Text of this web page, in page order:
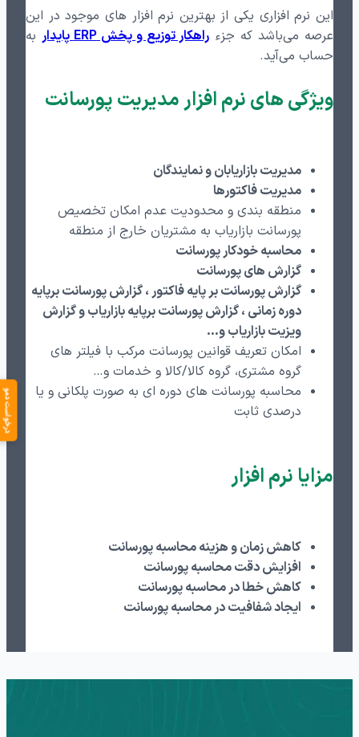
این نرم افزاری یکی از بهترین نرم افزار های موجود در این
عرصه می‌باشد که جزء راهکار توزیع و پخش ERP پایدار
به
حساب می‌آید.
ویژگی های نرم افزار مدیریت پورسانت
مدیریت بازاریابان و نمایندگان
مدیریت فاکتورها
منطقه بندی و محدودیت عدم امکان تخصیص
پورسانت بازاریاب به مشتریان خارج از منطقه
محاسبه خودکار پورسانت
گزارش های پورسانت
گزارش پورسانت بر پایه فاکتور ، گزارش پورسانت برپایه
دوره زمانی ، گزارش پورسانت برپایه بازاریاب و گزارش
ویزیت بازاریاب و…
امکان تعریف قوانین پورسانت مرکب با فیلتر های
گروه مشتری، گروه کالا/کالا و خدمات و…
محاسبه پورسانت های دوره ای به صورت پلکانی و یا
درصدی ثابت
مزایا نرم افزار
کاهش زمان و هزینه محاسبه پورسانت
افزایش دقت محاسبه پورسانت
کاهش خطا در محاسبه پورسانت
ایجاد شفافیت در محاسبه پورسانت
درخواست دمو